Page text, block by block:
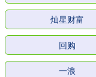
灿星财富
回购
一浪